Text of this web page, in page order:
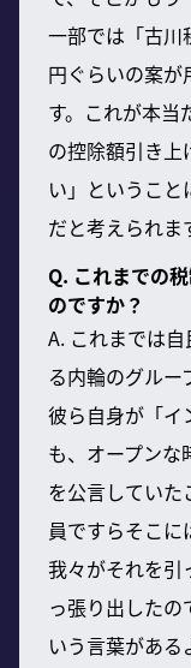
一部では「古川
円ぐらいの案が
す。これが本当
の控除額引き上
い」というこ
だと考えられま
Q. これまでの
のですか？
A. これまでは
る内輪のグルー
彼ら自身が「イ
も、オープンな
を公言していた
員ですらそこに
我々がそれを引
っ張り出したの
いう言葉があ